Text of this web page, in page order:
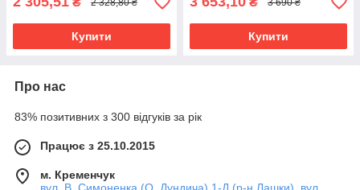
2 328,80 ₴
Купити
3 690 ₴
Купити
Про нас
83% позитивних з 300 відгуків за рік
Працює з 25.10.2015
м. Кременчук